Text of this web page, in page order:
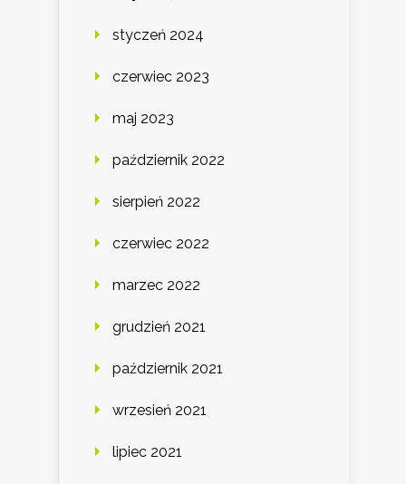
styczeń 2024
czerwiec 2023
maj 2023
październik 2022
sierpień 2022
czerwiec 2022
marzec 2022
grudzień 2021
październik 2021
wrzesień 2021
lipiec 2021